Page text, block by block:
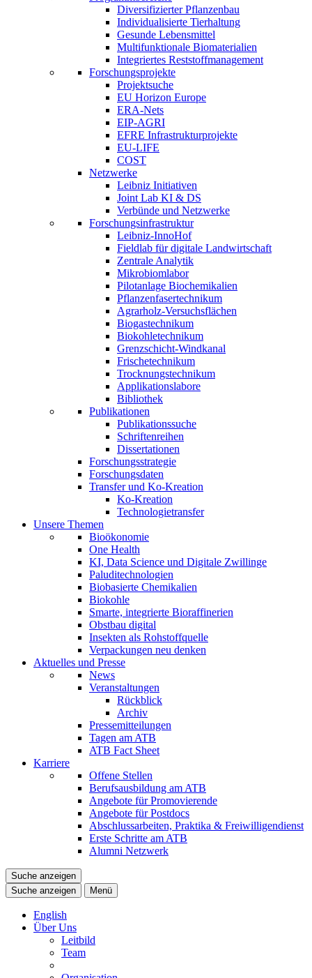
Diversifizierter Pflanzenbau
Individualisierte Tierhaltung
Gesunde Lebensmittel
Multifunktionale Biomaterialien
Integriertes Reststoffmanagement
Forschungsprojekte
Projektsuche
EU Horizon Europe
ERA-Nets
EIP-AGRI
EFRE Infrastrukturprojekte
EU-LIFE
COST
Netzwerke
Leibniz Initiativen
Joint Lab KI & DS
Verbünde und Netzwerke
Forschungsinfrastruktur
Leibniz-InnoHof
Fieldlab für digitale Landwirtschaft
Zentrale Analytik
Mikrobiomlabor
Pilotanlage Biochemikalien
Pflanzenfasertechnikum
Agrarholz-Versuchsflächen
Biogastechnikum
Biokohletechnikum
Grenzschicht-Windkanal
Frischetechnikum
Trocknungstechnikum
Applikationslabore
Bibliothek
Publikationen
Publikationssuche
Schriftenreihen
Dissertationen
Forschungsstrategie
Forschungsdaten
Transfer und Ko-Kreation
Ko-Kreation
Technologietransfer
Unsere Themen
Bioökonomie
One Health
KI, Data Science und Digitale Zwillinge
Paluditechnologien
Biobasierte Chemikalien
Biokohle
Smarte, integrierte Bioraffinerien
Obstbau digital
Insekten als Rohstoffquelle
Verpackungen neu denken
Aktuelles und Presse
News
Veranstaltungen
Rückblick
Archiv
Pressemitteilungen
Tagen am ATB
ATB Fact Sheet
Karriere
Offene Stellen
Berufsausbildung am ATB
Angebote für Promovierende
Angebote für Postdocs
Abschlussarbeiten, Praktika & Freiwilligendienst
Erste Schritte am ATB
Alumni Netzwerk
Suche anzeigen
Suche anzeigen
Menü
English
Über Uns
Leitbild
Team